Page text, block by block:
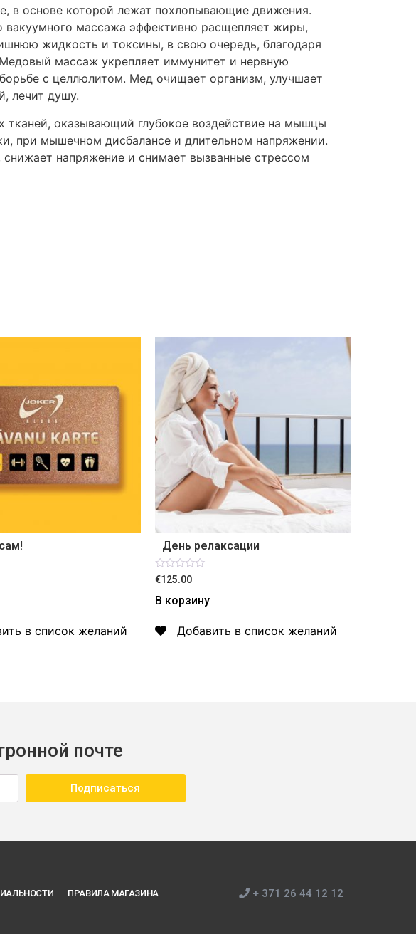
в основе которой лежат похлопывающие движения.
вакуумного массажа эффективно расщепляет жиры,
жидкость и токсины, в свою очередь, благодаря
массаж укрепляет иммунитет и нервную
с целлюлитом. Мед очищает организм, улучшает
лечит душу.
тканей, оказывающий глубокое воздействие на мышцы
при мышечном дисбалансе и длительном напряжении.
напряжение и снимает вызванные стрессом
в список желаний
День релаксации
Оценка
0
из
5
€125.00
В корзину
Добавить в список желаний
почте
Подписаться
ПРАВИЛА МАГАЗИНА + 371 26 44 12 12